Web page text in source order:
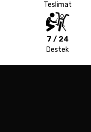
Teslimat
7 / 24
Destek